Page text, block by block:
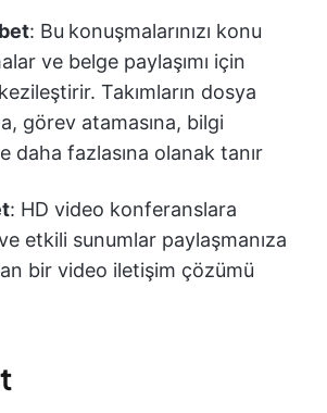
: Bu konuşmalarınızı konu
ve belge paylaşımı için
Takımların dosya
görev atamasına, bilgi
daha fazlasına olanak tanır
: HD video konferanslara
etkili sunumlar paylaşmanıza
bir video iletişim çözümü